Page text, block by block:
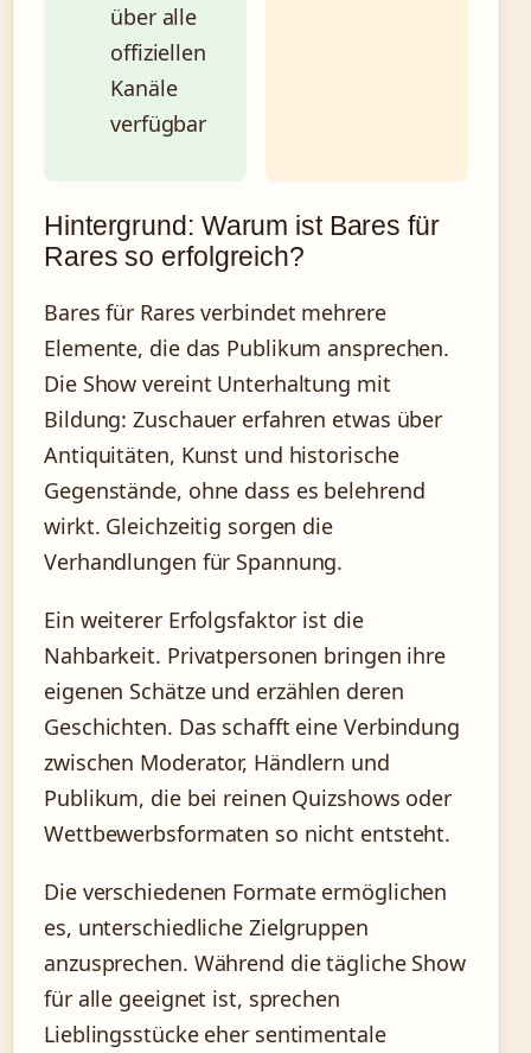
über alle
offiziellen
Kanäle
verfügbar
Hintergrund: Warum ist Bares für
Rares so erfolgreich?
Bares für Rares verbindet mehrere
Elemente, die das Publikum ansprechen.
Die Show vereint Unterhaltung mit
Bildung: Zuschauer erfahren etwas über
Antiquitäten, Kunst und historische
Gegenstände, ohne dass es belehrend
wirkt. Gleichzeitig sorgen die
Verhandlungen für Spannung.
Ein weiterer Erfolgsfaktor ist die
Nahbarkeit. Privatpersonen bringen ihre
eigenen Schätze und erzählen deren
Geschichten. Das schafft eine Verbindung
zwischen Moderator, Händlern und
Publikum, die bei reinen Quizshows oder
Wettbewerbsformaten so nicht entsteht.
Die verschiedenen Formate ermöglichen
es, unterschiedliche Zielgruppen
anzusprechen. Während die tägliche Show
für alle geeignet ist, sprechen
Lieblingsstücke eher sentimentale